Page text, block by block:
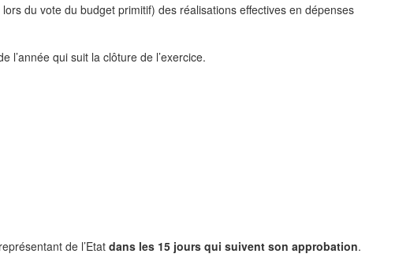
du vote du budget primitif) des réalisations effectives en dépenses
l’année qui suit la clôture de l’exercice.
de l’Etat dans les 15 jours qui suivent son approbation.